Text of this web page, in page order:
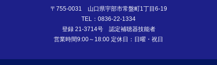
〒755-0031 山口県宇部市常盤町1丁目6-19
TEL：0836-22-1334
登録 21-3714号 認定補聴器技能者
営業時間9:00～18:00 定休日：日曜・祝日